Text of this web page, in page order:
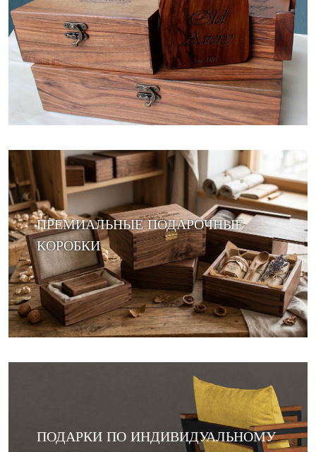
ПРЕМИАЛЬНЫЕ ПОДАРОЧНЫЕ
КОРОБКИ
ПОДАРКИ ПО ИНДИВИДУАЛЬНОМУ